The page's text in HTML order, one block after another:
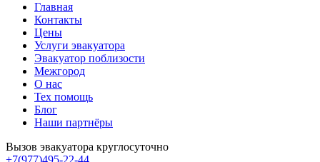
Главная
Контакты
Цены
Услуги эвакуатора
Эвакуатор поблизости
Межгород
О нас
Тех помощь
Блог
Наши партнёры
Вызов эвакуатора круглосуточно